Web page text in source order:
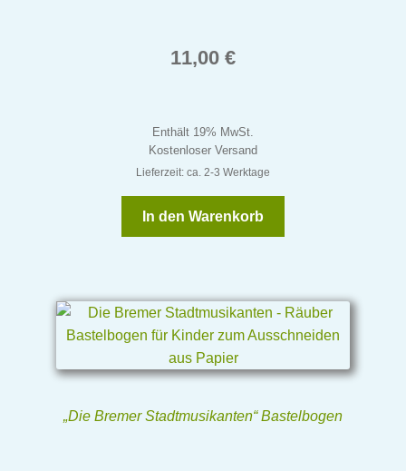
11,00 €
Enthält 19% MwSt.
Kostenloser Versand
Lieferzeit: ca. 2-3 Werktage
In den Warenkorb
„Die Bremer Stadtmusikanten“ Bastelbogen